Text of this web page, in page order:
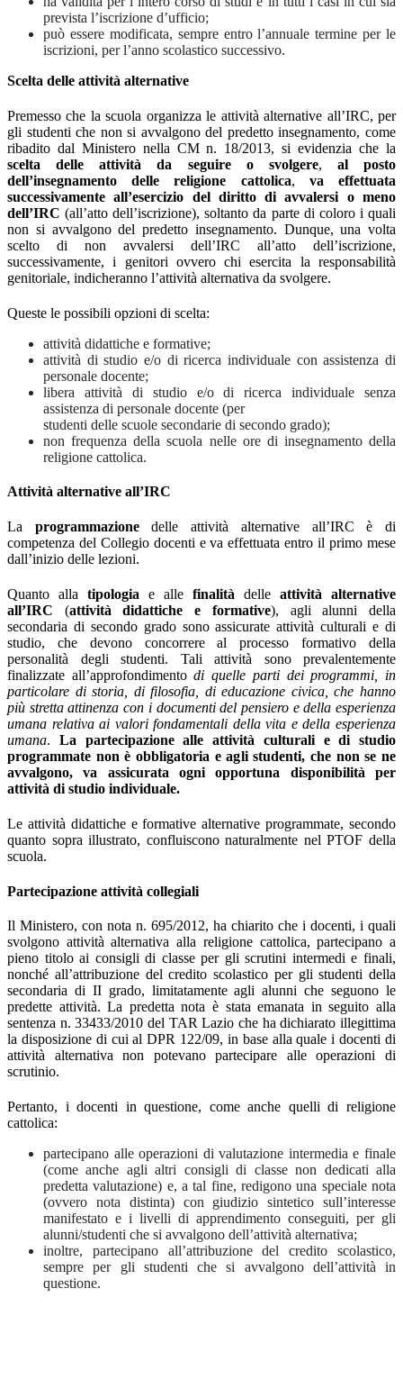
prevista l’iscrizione d’ufficio;
può essere modificata, sempre entro l’annuale termine per le
iscrizioni, per l’anno scolastico successivo.
Scelta delle attività alternative
Premesso che la scuola organizza le attività alternative all’IRC, per
gli studenti che non si avvalgono del predetto insegnamento, come
ribadito dal Ministero nella CM n. 18/2013, si evidenzia che la
scelta delle attività da seguire o svolgere, al posto
dell’insegnamento delle religione cattolica, va effettuata
successivamente all’esercizio del diritto di avvalersi o meno
dell’IRC (all’atto dell’iscrizione), soltanto da parte di coloro i quali
non si avvalgono del predetto insegnamento. Dunque, una volta
scelto di non avvalersi dell’IRC all’atto dell’iscrizione,
successivamente, i genitori ovvero chi esercita la responsabilità
genitoriale, indicheranno l’attività alternativa da svolgere.
Queste le possibili opzioni di scelta:
attività didattiche e formative;
attività di studio e/o di ricerca individuale con assistenza di
personale docente;
libera attività di studio e/o di ricerca individuale senza
assistenza di personale docente (per
studenti delle scuole secondarie di secondo grado);
non frequenza della scuola nelle ore di insegnamento della
religione cattolica.
Attività alternative all’IRC
La programmazionedelle attività alternative all’IRC è di
competenza del Collegio docenti e va effettuata entro il primo mese
dall’inizio delle lezioni.
Quanto alla tipologia e alle finalità delle attività
alternative
all’IRC (attività didattiche e formative), agli alunni della
secondaria di secondo grado sono assicurate attività culturali e di
studio, che devono concorrere al processo formativo della
personalità degli studenti. Tali attività sono prevalentemente
finalizzate all’approfondimentodi quelle parti dei programmi, in
particolare di storia, di filosofia, di educazione civica, che hanno
più stretta attinenza con i documenti del pensiero e della esperienza
umana relativa ai valori fondamentali della vita e della esperienza
umana. La partecipazione alle attività culturali e di studio
programmate non è obbligatoria e agli studenti, che non se ne
avvalgono, va assicurata ogni opportuna disponibilità per
attività di studio individuale.
Le attività didattiche e formative alternative programmate, secondo
quanto sopra illustrato, confluiscono naturalmente nel PTOF della
scuola.
Partecipazione attività collegiali
Il Ministero, con nota n. 695/2012, ha chiarito che i docenti, i quali
svolgono attività alternativa alla religione cattolica, partecipano a
pieno titolo ai consigli di classe per gli scrutini intermedi e finali,
nonché all’attribuzione del credito scolastico per gli studenti della
secondaria di II grado, limitatamente agli alunni che seguono le
predette attività. La predetta nota è stata emanata in seguito alla
sentenza n. 33433/2010 del TAR Lazio che ha dichiarato illegittima
la disposizione di cui al DPR 122/09, in base alla quale i docenti di
attività alternativa non potevano partecipare alle operazioni di
scrutinio.
Pertanto, i docenti in questione, come anche quelli di religione
cattolica:
partecipano alle operazioni di valutazione intermedia e finale
(come anche agli altri consigli di classe non dedicati alla
predetta valutazione) e, a tal fine, redigono una speciale nota
(ovvero nota distinta) con giudizio sintetico sull’interesse
manifestato e i livelli di apprendimento conseguiti, per gli
alunni/studenti che si avvalgono dell’attività alternativa;
inoltre, partecipano all’attribuzione del credito scolastico,
sempre per gli studenti che si avvalgono dell’attività in
questione.